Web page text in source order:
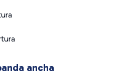
ancha